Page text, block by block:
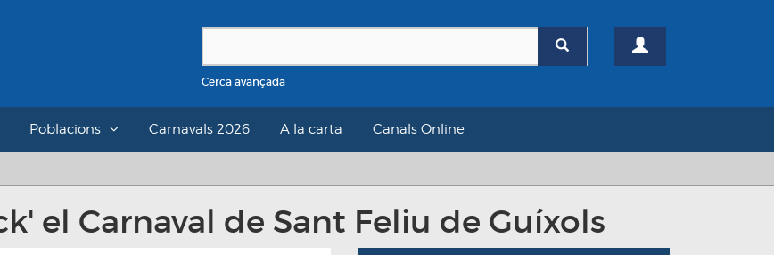
Cerca avançada
Poblacions Carnavals 2026 A la carta Canals Online
el Carnaval de Sant Feliu de Guíxols